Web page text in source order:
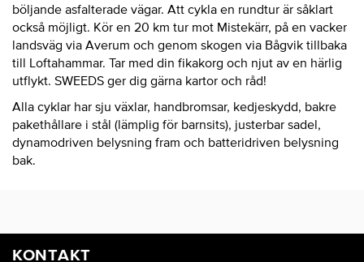
böljande asfalterade vägar. Att cykla en rundtur är såklart
också möjligt. Kör en 20 km tur mot Mistekärr, på en vacker
landsväg via Averum och genom skogen via Bågvik tillbaka
till Loftahammar. Tar med din fikakorg och njut av en härlig
utflykt. SWEEDS ger dig gärna kartor och råd!
Alla cyklar har sju växlar, handbromsar, kedjeskydd, bakre
pakethållare i stål (lämplig för barnsits), justerbar sadel,
dynamodriven belysning fram och batteridriven belysning
bak.
KONTAKT